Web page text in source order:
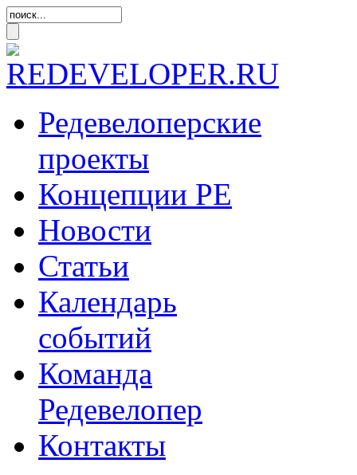
Редевелоперские
проекты
Концепции РЕ
Новости
Статьи
Календарь
событий
Команда
Редевелопер
Контакты